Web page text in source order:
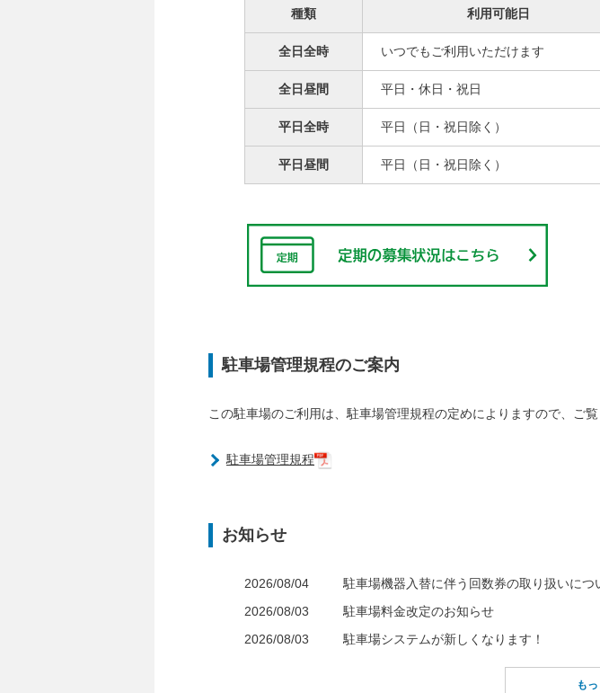
種類 利用可能日
全日全時 いつでもご利用いただけます
全日昼間 平日・休日・祝日
平日全時 平日（日・祝日除く）
平日昼間 平日（日・祝日除く）
駐車場管理規程のご案内
この駐車場のご利用は、駐車場管理規程の定めによりますので、ご覧
駐車場管理規程
お知らせ
2026/08/04
駐車場機器入替に伴う回数券の取り扱いにつ
2026/08/03
駐車場料金改定のお知らせ
2026/08/03
駐車場システムが新しくなります！
も